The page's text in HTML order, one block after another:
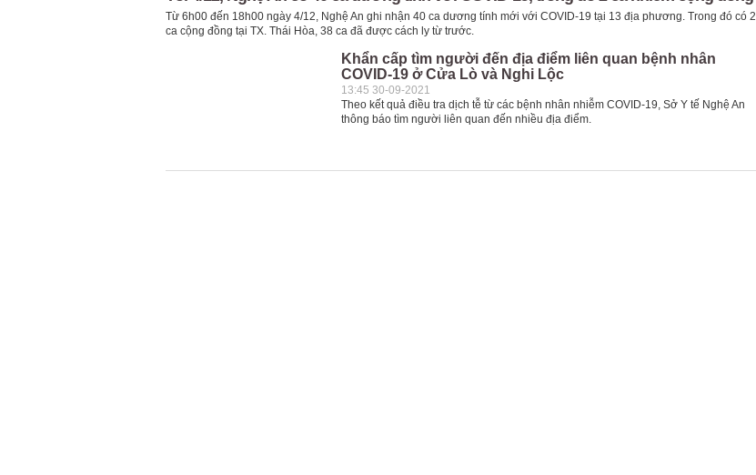
Từ 6h00 đến 18h00 ngày 4/12, Nghệ An ghi nhận 40 ca dương tính mới với COVID-19 tại 13 địa phương. Trong đó có 2
ca cộng đồng tại TX. Thái Hòa, 38 ca đã được cách ly từ trước.
Khẩn cấp tìm người đến địa điểm liên quan bệnh nhân
COVID-19 ở Cửa Lò và Nghi Lộc
13:45 30-09-2021
Theo kết quả điều tra dịch tễ từ các bệnh nhân nhiễm COVID-19, Sở Y tế Nghệ An
thông báo tìm người liên quan đến nhiều địa điểm.